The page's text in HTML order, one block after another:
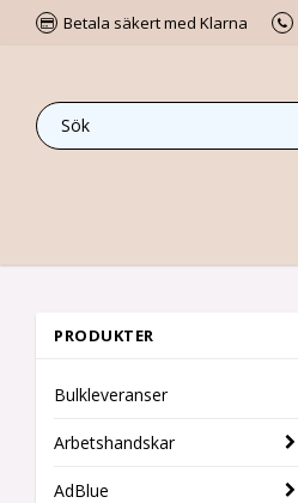
Betala säkert med Klarna
PRODUKTER
Bulkleveranser
Arbetshandskar
AdBlue